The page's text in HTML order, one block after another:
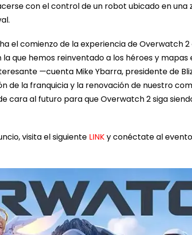
con el control de un robot ubicado en
el comienzo de la experiencia de Overwatch
que hemos reinventado a los héroes y
—cuenta Mike Ybarra, presidente de
de la franquicia y la renovación de nuestro
cara al futuro para que Overwatch 2 siga
visita el siguiente LINKy conéctate al